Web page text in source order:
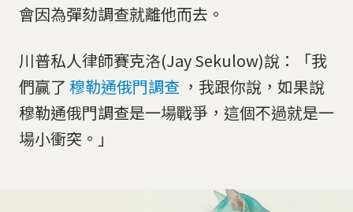
會因為彈劾調查就離他而去。
川普私人律師賽克洛(Jay Sekulow)說：「我
們贏了 穆勒通俄門調查 ，我跟你說，如果說
穆勒通俄門調查是一場戰爭，這個不過就是一
場小衝突。」